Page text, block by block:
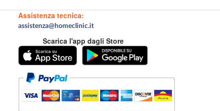
Assistenza tecnica:
assistenza@homeclinic.it
Scarica l'app dagli Store